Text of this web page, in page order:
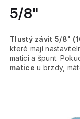
5/8"
Tlustý závit 5/8"
které mají
matici a špunt.
matice u brzdy,